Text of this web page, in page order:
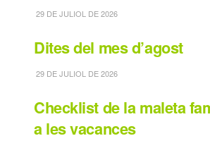
29 DE JULIOL DE 2026
Dites del mes d’agost
29 DE JULIOL DE 2026
Checklist de la maleta
a les vacances